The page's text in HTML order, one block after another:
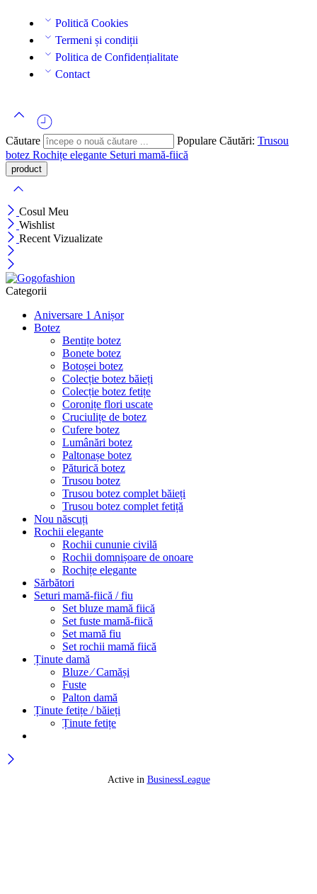
Politică Cookies
Termeni și condiții
Politica de Confidențialitate
Contact
Căutare Populare Căutări: Trusou
botez Rochițe elegante Seturi mamă-fiică
Cosul Meu
Wishlist
Recent Vizualizate
Categorii
Aniversare 1 Anișor
Botez
Bentițe botez
Bonete botez
Botoșei botez
Colecție botez băieți
Colecție botez fetițe
Coronițe flori uscate
Cruciulițe de botez
Cufere botez
Lumânări botez
Paltonașe botez
Păturică botez
Trusou botez
Trusou botez complet băieți
Trusou botez complet fetiță
Nou născuți
Rochii elegante
Rochii cununie civilă
Rochii domnișoare de onoare
Rochițe elegante
Sărbători
Seturi mamă-fiică / fiu
Set bluze mamă fiică
Set fuste mamă-fiică
Set mamă fiu
Set rochii mamă fiică
Ținute damă
Bluze ⁄ Camăși
Fuste
Palton damă
Ținute fetițe / băieți
Ținute fetițe
Active in BusinessLeague